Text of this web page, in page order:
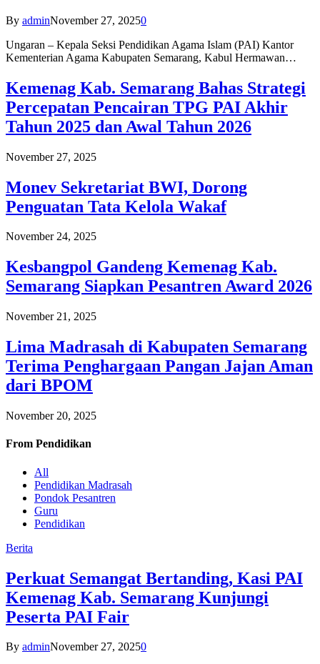
By adminNovember 27, 20250
Ungaran – Kepala Seksi Pendidikan Agama Islam (PAI) Kantor
Kementerian Agama Kabupaten Semarang, Kabul Hermawan…
Kemenag Kab. Semarang Bahas Strategi
Percepatan Pencairan TPG PAI Akhir
Tahun 2025 dan Awal Tahun 2026
November 27, 2025
Monev Sekretariat BWI, Dorong
Penguatan Tata Kelola Wakaf
November 24, 2025
Kesbangpol Gandeng Kemenag Kab.
Semarang Siapkan Pesantren Award 2026
November 21, 2025
Lima Madrasah di Kabupaten Semarang
Terima Penghargaan Pangan Jajan Aman
dari BPOM
November 20, 2025
From Pendidikan
All
Pendidikan Madrasah
Pondok Pesantren
Guru
Pendidikan
Berita
Perkuat Semangat Bertanding, Kasi PAI
Kemenag Kab. Semarang Kunjungi
Peserta PAI Fair
By adminNovember 27, 20250